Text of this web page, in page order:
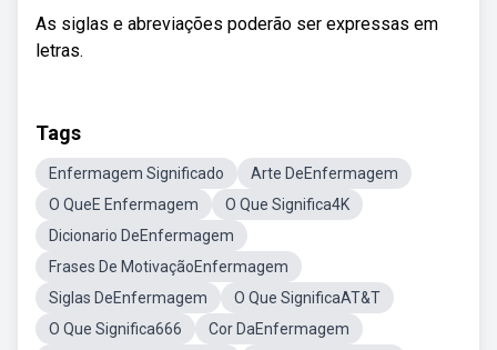
As siglas e abreviações poderão ser expressas em
letras.
Tags
Enfermagem Significado
Arte DeEnfermagem
O QueE Enfermagem
O Que Significa4K
Dicionario DeEnfermagem
Frases De MotivaçãoEnfermagem
Siglas DeEnfermagem
O Que SignificaAT&T
O Que Significa666
Cor DaEnfermagem